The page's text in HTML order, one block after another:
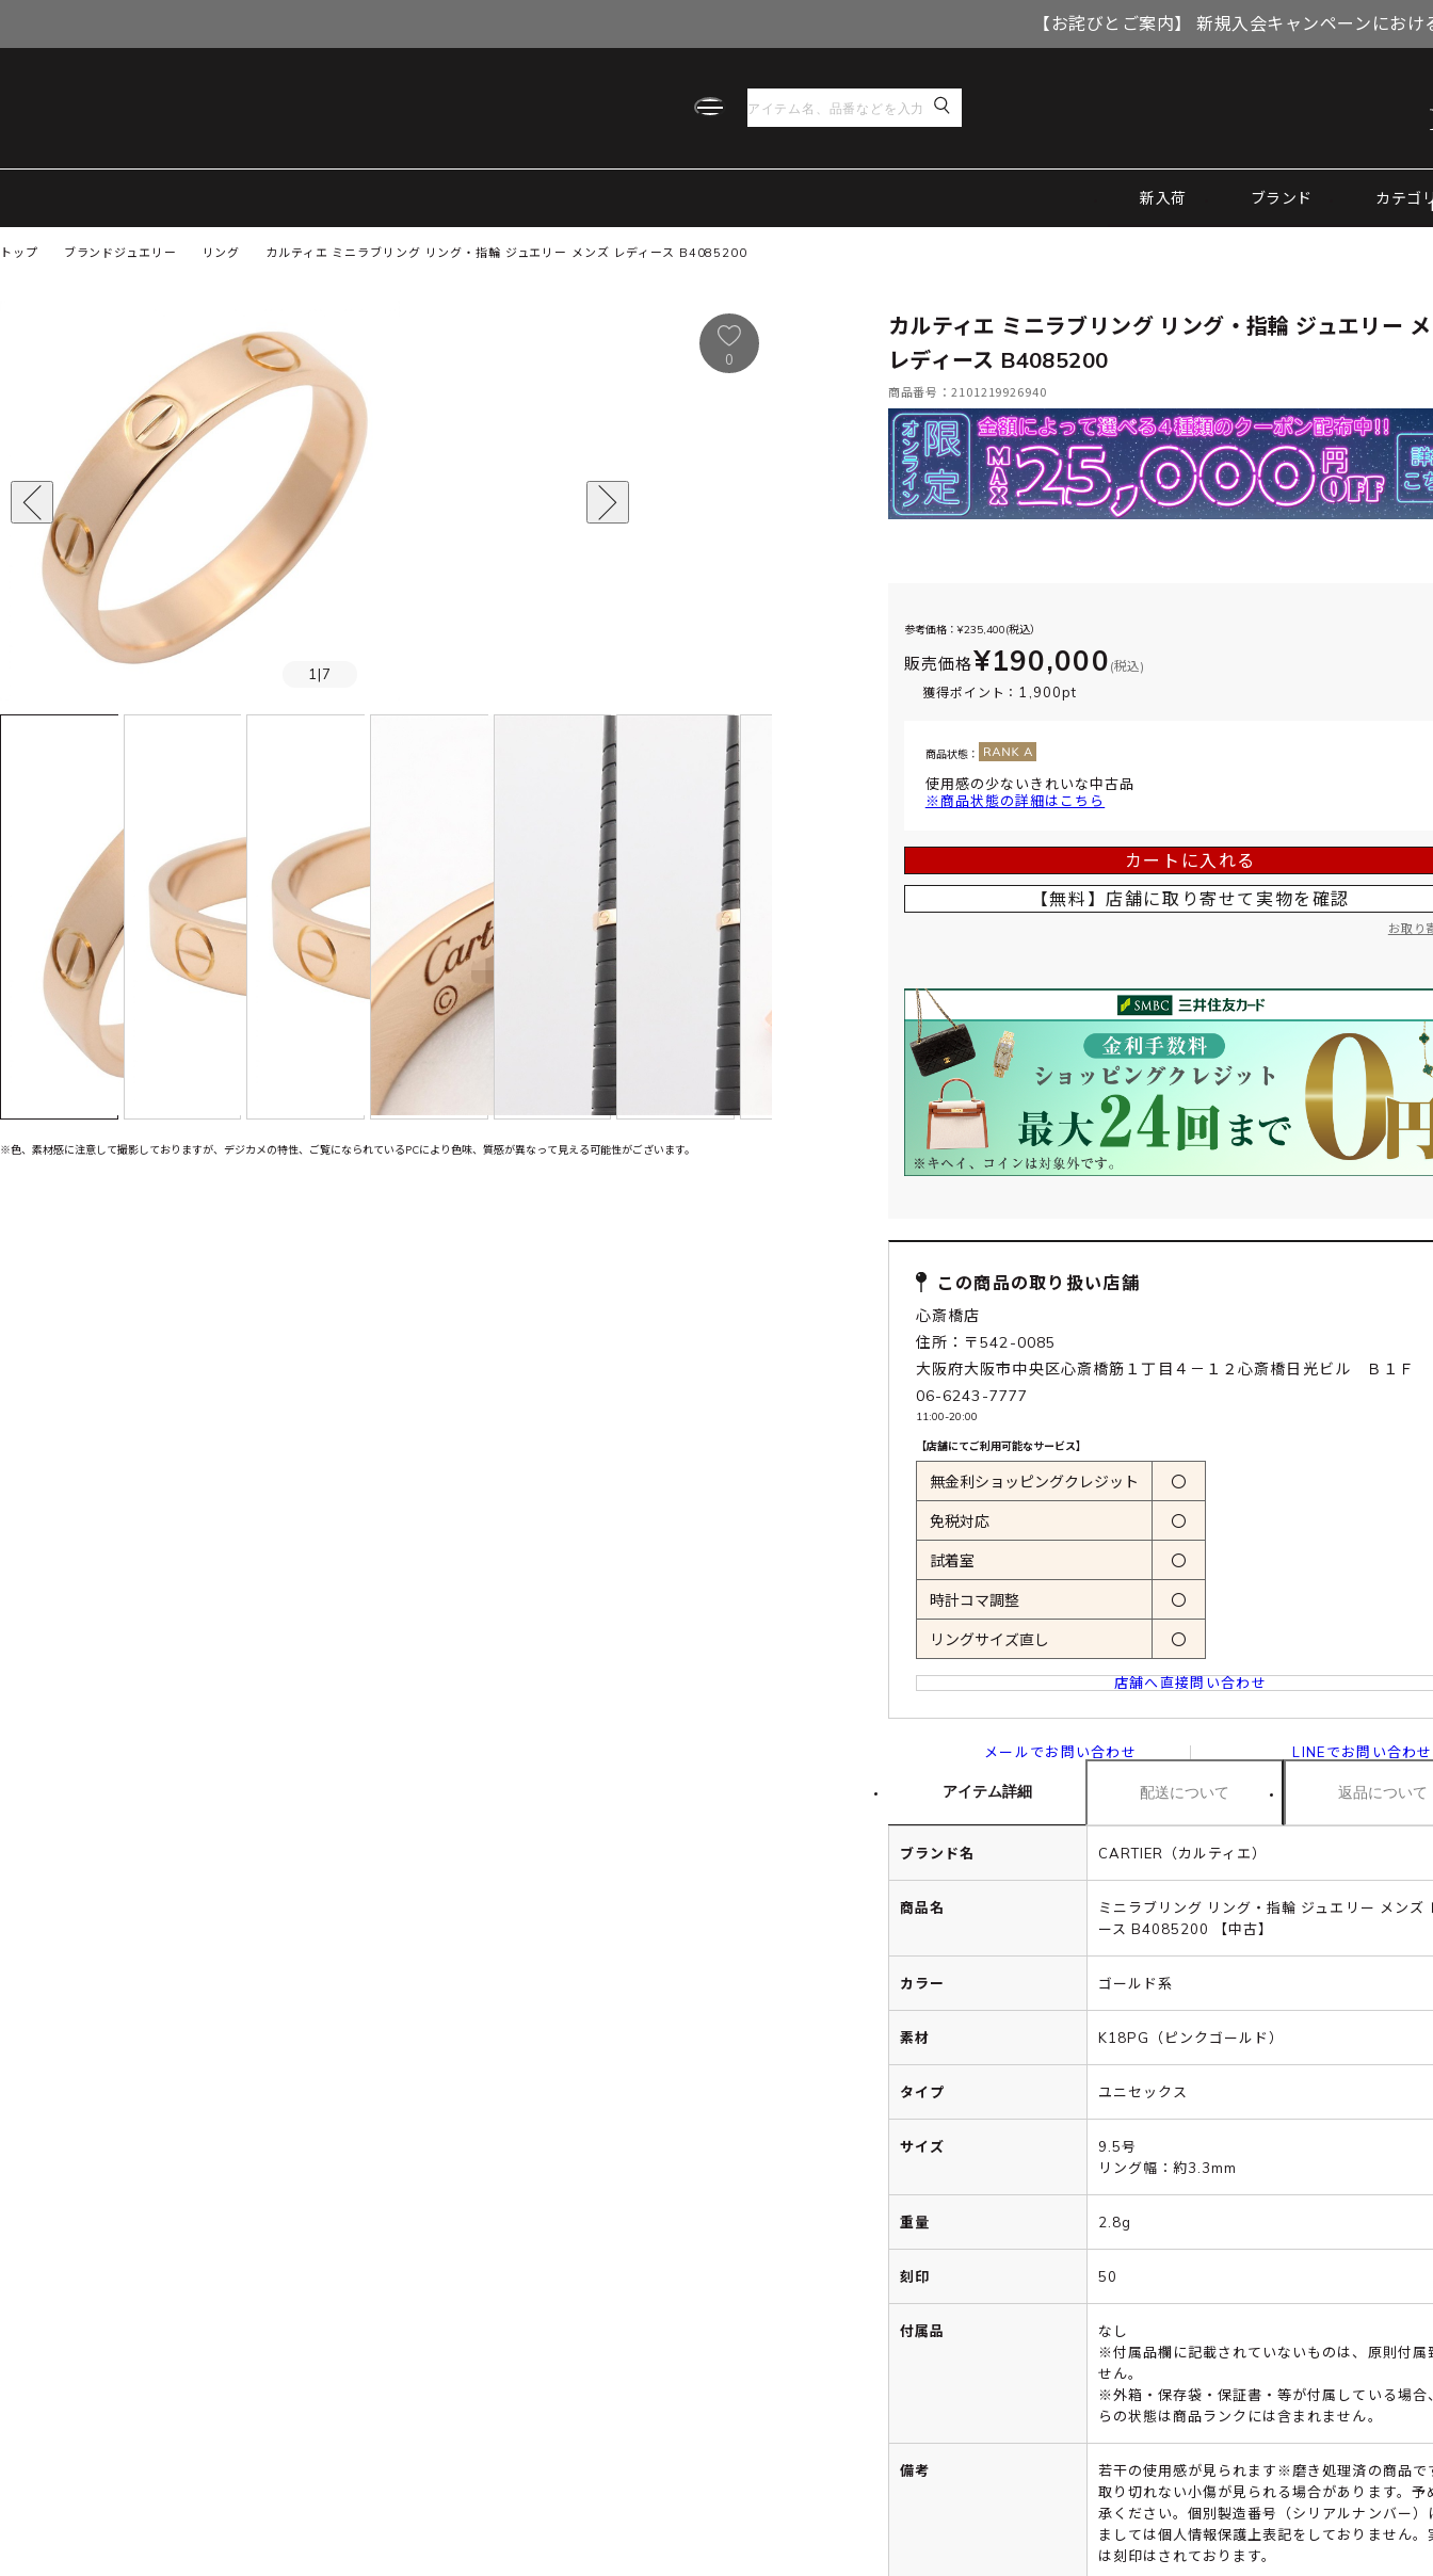
【お詫びとご案内】 新規入会キャンペーンにお
新入荷 ブランド カテゴ
トップ カルティエ ミニラブリング リング・指輪 ジュエリー メンズ レディース B4085200
ブランドジュエリー リング
1 |7
0
※色、素材感に注意して撮影しておりますが、デジカメの特性、ご覧になられているPCにより色味、質感が異なって見える可能性がございます。
カルティエ ミニラブリング リング・指輪 ジュエリー
レディース B4085200
商品番号：2101219926940
参考価格：¥235,400(税込）
販売価格¥190,000 (税込)
獲得ポイント： 1,900pt
商品状態：
使用感の少ないきれいな中古品
※商品状態の詳細はこちら
カートに入れる
【無料】店舗に取り寄せて 実物を確認
お取り
この商品の取り扱い店舗
心斎橋店
住所：〒542-0085
大阪府大阪市中央区心斎橋筋１丁目４－１２心斎橋日光ビル Ｂ１Ｆ
06-6243-7777
11:00-20:00
【店舗にてご利用可能なサービス】
無金利ショッピングクレジット 〇
免税対応 〇
試着室 〇
時計コマ調整 〇
リングサイズ直し 〇
店舗へ直接問い合わせ
メールでお問い合わせ LINEでお問い合わせ
アイテム詳細 配送について 返品について
ブランド名 CARTIER（カルティエ）
商品名
ミニラブリング リング・指輪 ジュエリー メンズ
ース B4085200 【中古】
カラー ゴールド系
素材 K18PG（ピンクゴールド）
タイプ ユニセックス
サイズ
9.5号
リング幅：約3.3mm
重量 2.8g
刻印 50
付属品
なし
※付属品欄に記載されていないものは、原則付属
せん。
※外箱・保存袋・保証書・等が付属している場合
らの状態は商品ランクには含まれません。
備考
若干の使用感が見られます※磨き処理済の商品で
取り切れない小傷が見られる場合があります。予
承ください。個別製造番号（シリアルナンバー）
ましては個人情報保護上表記をしておりません。
は刻印はされております。